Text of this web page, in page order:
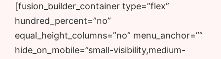
[fusion_builder_container type=”flex”
hundred_percent=”no”
equal_height_columns=”no” menu_anchor=””
hide_on_mobile=”small-visibility,medium-